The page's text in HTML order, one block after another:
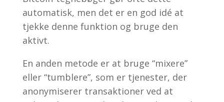
automatisk, men det er en god idé at
tjekke denne funktion og bruge den
aktivt.
En anden metode er at bruge “mixere”
eller “tumblere”, som er tjenester, der
anonymiserer transaktioner ved at